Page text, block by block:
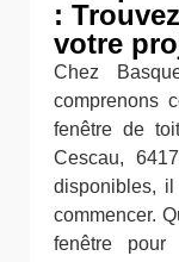
:
votre
Chez
comprenons
fenêtre de
Cescau,
disponibles,
commencer.
fenêtre